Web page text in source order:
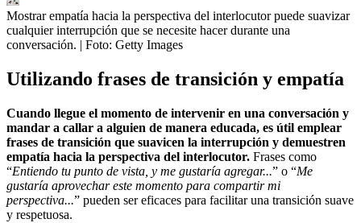
Mostrar empatía hacia la perspectiva del interlocutor puede suavizar
cualquier interrupción que se necesite hacer durante una
conversación. | Foto: Getty Images
Utilizando frases de transición y empatía
Cuando llegue el momento de intervenir en una conversación y
mandar a callar a alguien de manera educada, es útil emplear
frases de transición que suavicen la interrupción y demuestren
empatía hacia la perspectiva del interlocutor. Frases como
“Entiendo tu punto de vista, y me gustaría agregar...” o “Me
gustaría aprovechar este momento para compartir mi
perspectiva...” pueden ser eficaces para facilitar una transición suave
y respetuosa.